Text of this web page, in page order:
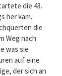
die 43.
her kam.
die
Weg nach
was sie
auf eine
der sich an